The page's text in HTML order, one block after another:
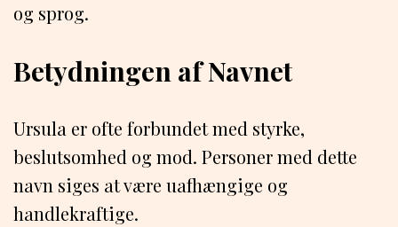
og sprog.
Betydningen af Navnet
Ursula er ofte forbundet med styrke,
beslutsomhed og mod. Personer med dette
navn siges at være uafhængige og
handlekraftige.